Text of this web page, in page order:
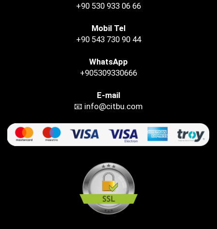
+90 530 933 06 66
Mobil Tel
+90 543 730 90 44
WhatsApp
+905309330666
E-mail
📧 info@citbu.com